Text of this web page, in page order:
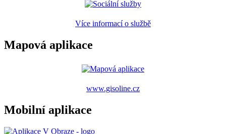
Více informací o službě
Mapová aplikace
www.gisoline.cz
Mobilní aplikace